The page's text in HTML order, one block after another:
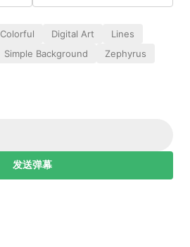
Colorful Digital Art
Lines
Simple Background Zephyrus
发送弹幕